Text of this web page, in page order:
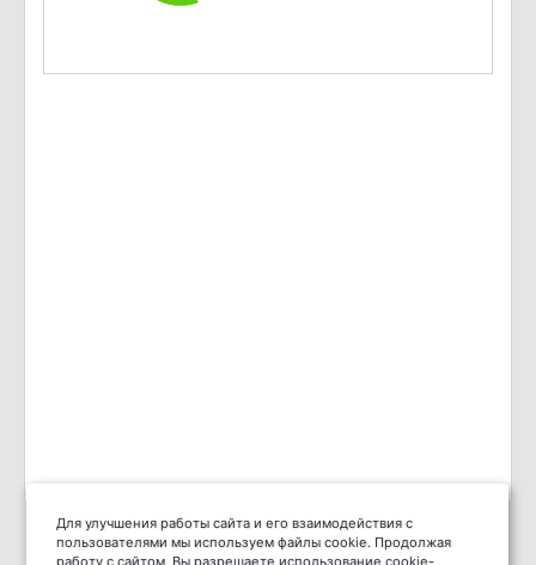
Для улучшения работы сайта и его взаимодействия с
пользователями мы используем файлы cookie. Продолжая
работу с сайтом, Вы разрешаете использование cookie-